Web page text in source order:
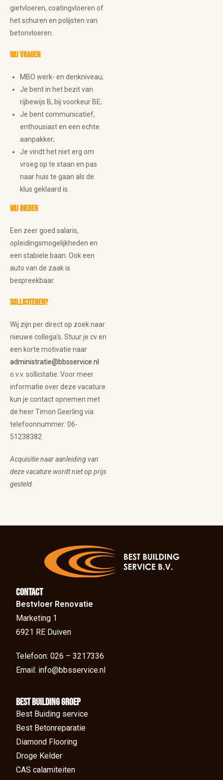
gietvloeren, coatingvloeren of
het schuren en polijsten van
betonvloeren.
Wij vragen
MBO werk- en denkniveau;
Je bent in het bezit van
rijbewijs B, bij voorkeur BE;
Je bent communicatief,
enthousiast en een echte
aanpakker;
Je vindt het niet erg om
vroeg op te staan en pas
naar huis te gaan als de
klus geklaard is.
Wij bieden
Een zeer goed salaris,
opleidingsmogelijkheden en
een stabiele baan. Ook een
auto van de zaak is
bespreekbaar.
Solliciteren?
Wij zijn per direct op zoek naar
nieuwe collega’s. Stuur je cv en
een korte motivatie naar
administratie@bbsservice.nl
o.v.v. sollicitatie. Voor meer
informatie over deze vacature
kun je contact opnemen met
de heer Timon Geerling via
telefoonnummer: 06-
51238382.
Acquisitie naar aanleiding van
deze vacature wordt niet op prijs
gesteld.
Contact
Bestvloer Renovatie
Marketing 1
6921 RE Duiven
Telefoon: 026 – 3217336
Email: info@bbsservice.nl
BEst Building groep
Best Buiding service
Best Betonreparatie
Diamond Flooring
Droge Kelder
CAS calamiteiten